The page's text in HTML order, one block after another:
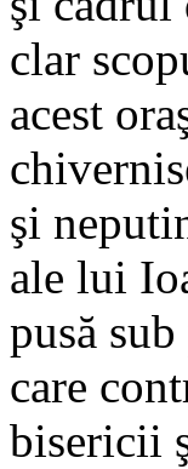
clar
acest
şi
ale lui
pusă
care
bisericii